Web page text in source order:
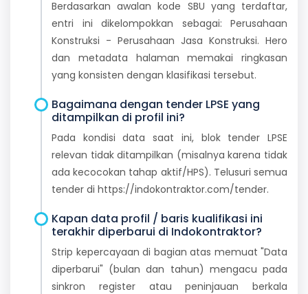
Berdasarkan awalan kode SBU yang terdaftar,
entri ini dikelompokkan sebagai: Perusahaan
Konstruksi - Perusahaan Jasa Konstruksi. Hero
dan metadata halaman memakai ringkasan
yang konsisten dengan klasifikasi tersebut.
Bagaimana dengan tender LPSE yang
ditampilkan di profil ini?
Pada kondisi data saat ini, blok tender LPSE
relevan tidak ditampilkan (misalnya karena tidak
ada kecocokan tahap aktif/HPS). Telusuri semua
tender di https://indokontraktor.com/tender.
Kapan data profil / baris kualifikasi ini
terakhir diperbarui di Indokontraktor?
Strip kepercayaan di bagian atas memuat "Data
diperbarui" (bulan dan tahun) mengacu pada
sinkron register atau peninjauan berkala